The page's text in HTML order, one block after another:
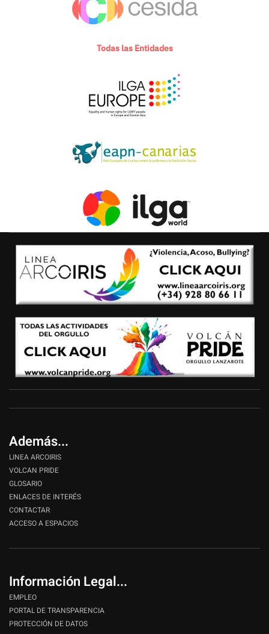
Todas las Entidades
Además...
LINEA ARCOIRIS
VOLCAN PRIDE
GLOSARIO
ENLACES DE INTERÉS
CONTACTAR
ACCESO A ESPACIOS
Información Legal...
EMPLEO
PORTAL DE TRANSPARENCIA
PROTECCIÓN DE DATOS